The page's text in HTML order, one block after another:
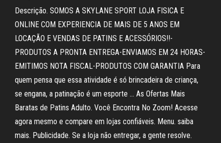
Descrição. SOMOS A SKYLANE SPORT LOJA FISICA E
ONLINE COM EXPERIENCIA DE MAIS DE 5 ANOS EM
LOCAÇÃO E VENDAS DE PATINS E ACESSÓRIOS!!-
PRODUTOS A PRONTA ENTREGA-ENVIAMOS EM 24 HORAS-
EMITIMOS NOTA FISCAL-PRODUTOS COM GARANTIA Para
quem pensa que essa atividade é só brincadeira de criança,
se engana, a patinação é um esporte … As Ofertas Mais
Baratas de Patins Adulto. Você Encontra No Zoom! Acesse
agora mesmo e compare em lojas confiáveis. Menu. saiba
mais. Publicidade. Se a loja não entregar, a gente resolve.